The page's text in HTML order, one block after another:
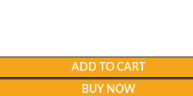
ADD TO CART
BUY NOW